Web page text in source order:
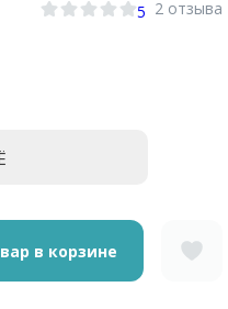
5 2 отзыва
в корзине